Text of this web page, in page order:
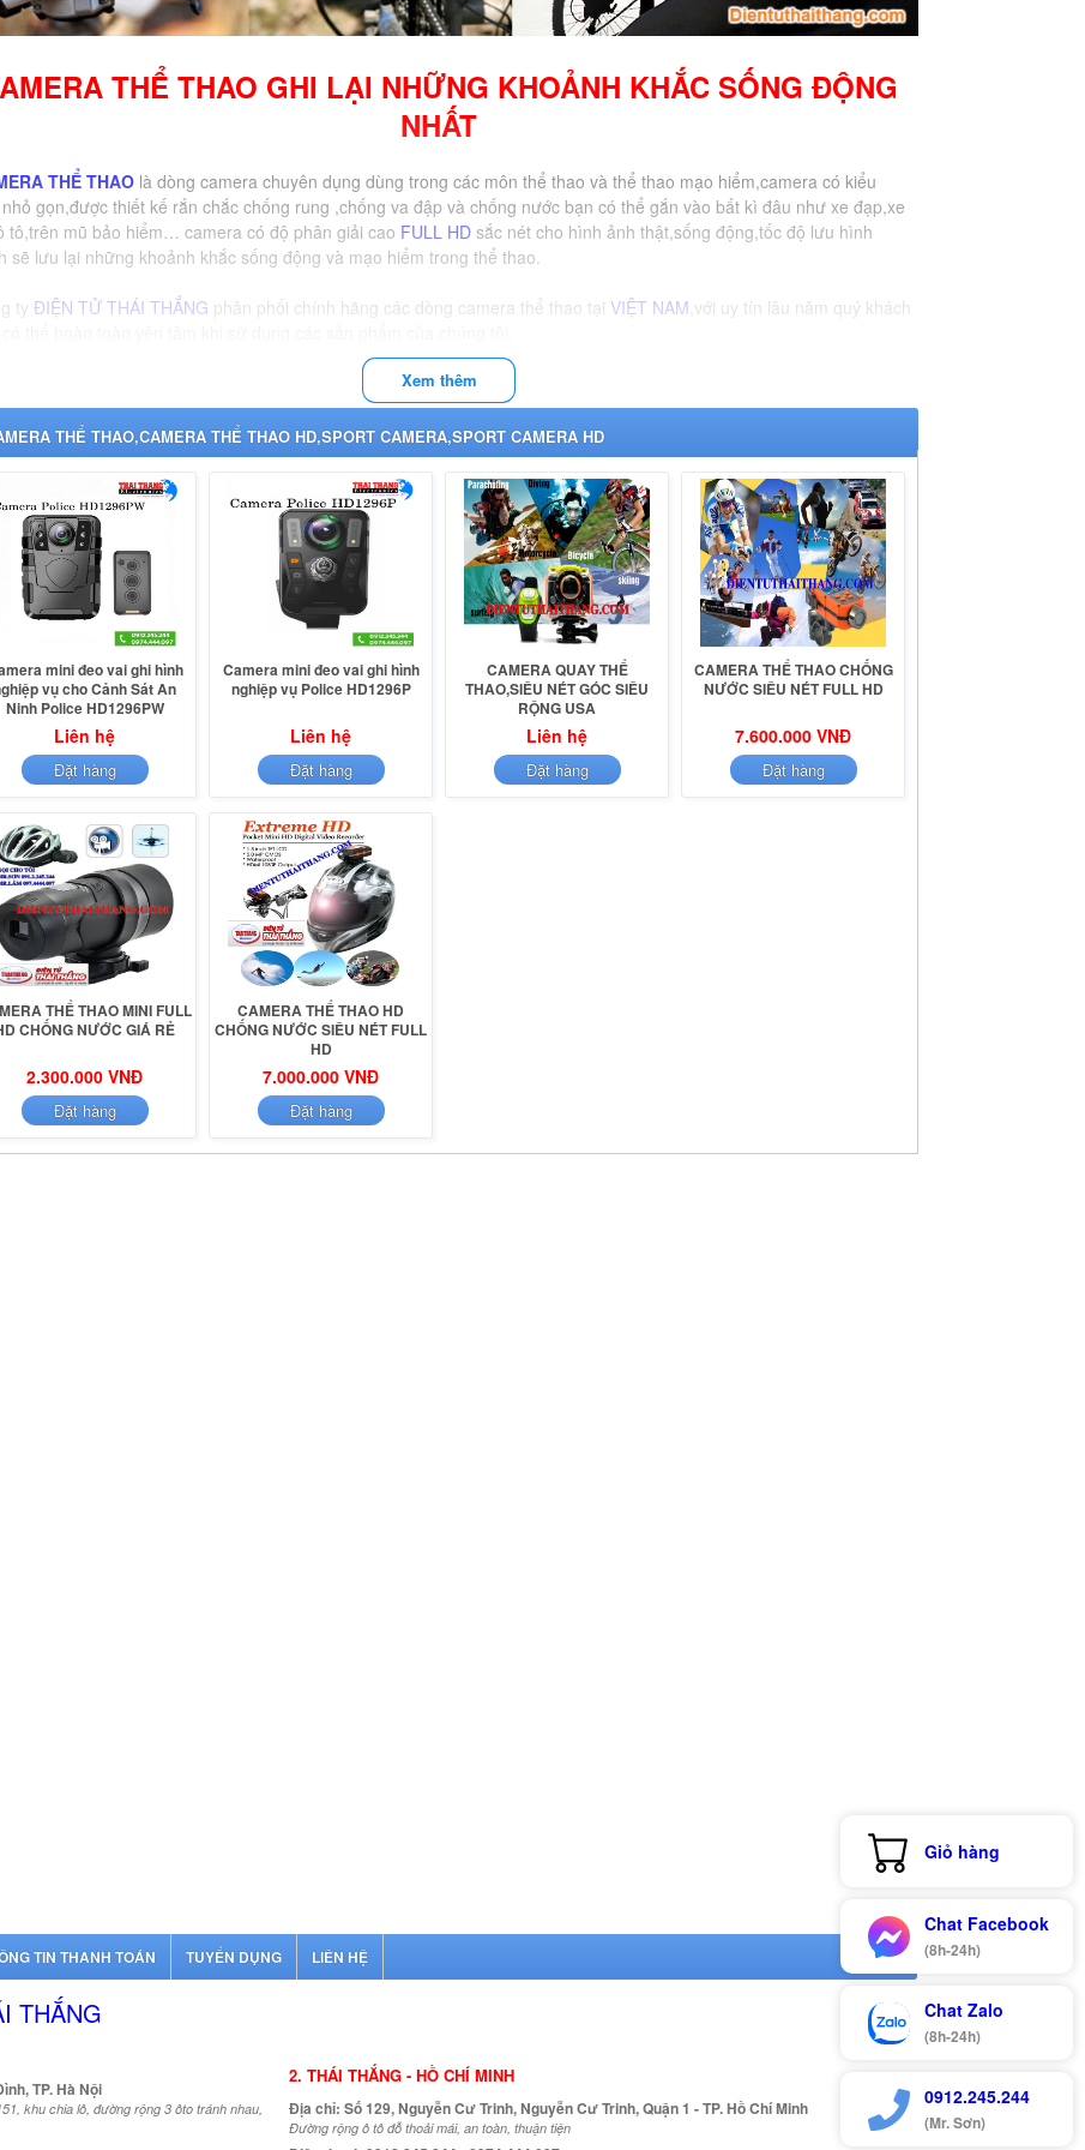
THỂ THAO GHI LẠI NHỮNG KHOẢNH KHẮC SỐNG ĐỘNG
NHẤT
THỂ THAO là dòng camera chuyên dụng dùng trong các môn thể thao và thể thao mạo hiểm,camera có kiểu
gọn,được thiết kế rắn chắc chống rung ,chống va đập và chống nước bạn có thể gắn vào bất kì đâu như xe đạp,xe
tô,trên mũ bảo hiểm… camera có độ phân giải cao FULL HD sắc nét cho hình ảnh thật,sống động,tốc độ lưu hình
sẽ lưu lại những khoảnh khắc sống động và mạo hiểm trong thể thao.
ty ĐIỆN TỬ THÁI THẮNG phân phối chính hãng các dòng camera thể thao tại VIỆT NAM ,với uy tín lâu năm quý khách
Xem thêm
THỂ THAO,CAMERA THỂ THAO HD,SPORT CAMERA,SPORT CAMERA HD
mini đeo vai ghi hình
vụ cho Cảnh Sát An
Ninh Police HD1296PW
Liên hệ
Đặt hàng
Camera mini đeo vai ghi hình
nghiệp vụ Police HD1296P
Liên hệ
Đặt hàng
CAMERA QUAY THỂ
THAO,SIÊU NÉT GÓC SIÊU
RỘNG USA
Liên hệ
Đặt hàng
CAMERA THỂ THAO CHỐNG
NƯỚC SIÊU NÉT FULL HD
7.600.000 VNĐ
Đặt hàng
THỂ THAO MINI FULL
CHỐNG NƯỚC GIÁ RẺ
2.300.000 VNĐ
Đặt hàng
CAMERA THỂ THAO HD
CHỐNG NƯỚC SIÊU NÉT FULL
HD
7.000.000 VNĐ
Đặt hàng
TIN THANH TOÁN TUYỂN DỤNG LIÊN HỆ
THẮNG
TP. Hà Nội
khu chia lô, đường rộng 3 ôto tránh nhau,
2. THÁI THẮNG - HỒ CHÍ MINH
Địa chỉ: Số 129, Nguyễn Cư Trinh, Nguyễn Cư Trinh, Quận 1 - TP. Hồ Chí Minh
Đường rộng ô tô đỗ thoải mái, an toàn, thuận tiện
Giỏ hàng
Chat Facebook
(8h-24h)
Chat Zalo
(8h-24h)
0912.245.244
(Mr. Sơn)